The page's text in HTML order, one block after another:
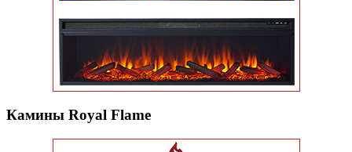
Камины Royal Flame